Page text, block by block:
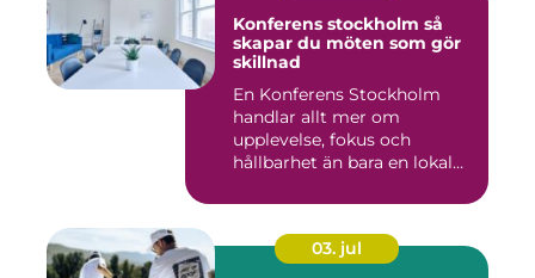
Konferens stockholm så
skapar du möten som gör
skillnad
En Konferens Stockholm
handlar allt mer om
upplevelse, fokus och
hållbarhet än bara en lokal
03. jul